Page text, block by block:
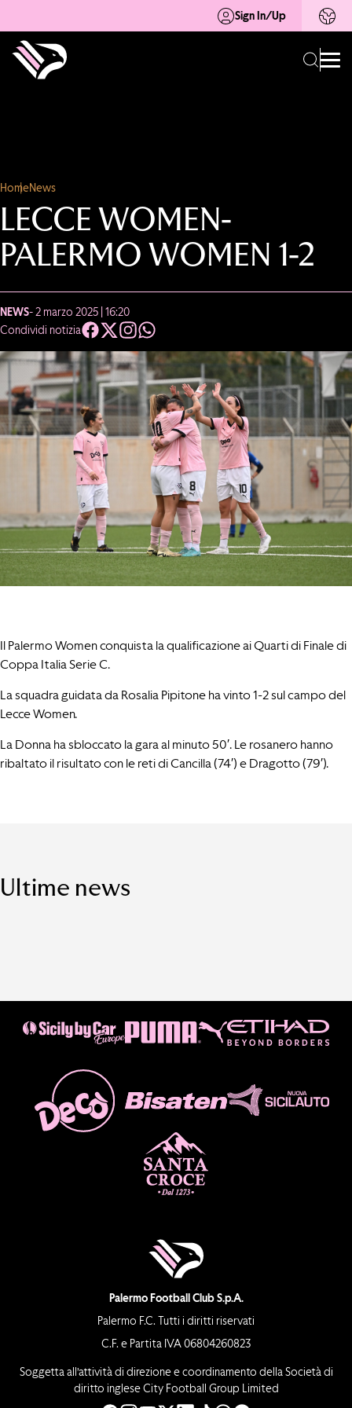
Sign In/Up
HomeNews
LECCE WOMEN-
PALERMO WOMEN 1-2
NEWS- 2 marzo 2025 | 16:20
Condividi notizia
Il Palermo Women conquista la qualificazione ai Quarti di Finale di
Coppa Italia Serie C.
La squadra guidata da Rosalia Pipitone ha vinto 1-2 sul campo del
Lecce Women.
La Donna ha sbloccato la gara al minuto 50′. Le rosanero hanno
ribaltato il risultato con le reti di Cancilla (74′) e Dragotto (79′).
Ultime news
Palermo Football Club S.p.A.
Palermo F.C. Tutti i diritti riservati
C.F. e Partita IVA 06804260823
Soggetta all’attività di direzione e coordinamento della Società di
diritto inglese City Football Group Limited